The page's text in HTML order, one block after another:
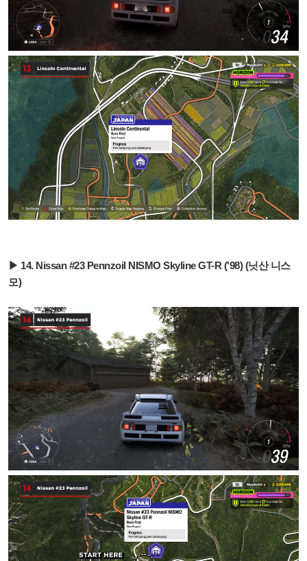
▶ 14. Nissan #23 Pennzoil NISMO Skyline GT-R ('98) (닛산 니스
모)